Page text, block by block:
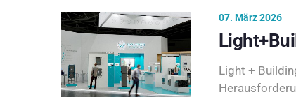
07. März 2026
Light +